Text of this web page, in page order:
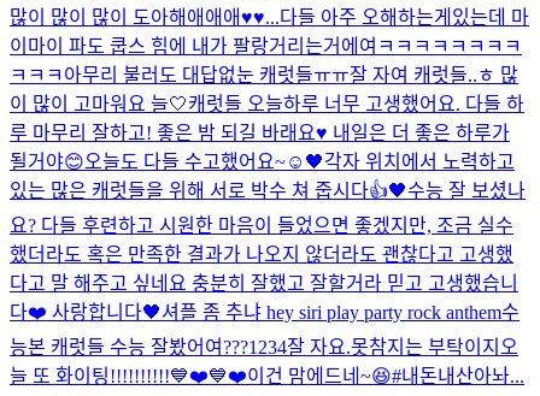
많이 많이 많이 도아해애애애♥️♥...다들 아주 오해하는게있는데 마
이마이 파도 쿱스 힘에 내가 팔랑거리는거에여ㅋㅋㅋㅋㅋㅋㅋㅋ
ㅋㅋㅋ 아무리 불러도 대답없눈 캐럿들ㅠㅠ잘 자여 캐럿들..ㅎ 많
이 많이 고마워요 늘🤍캐럿들 오늘하루 너무 고생했어요. 다들 하
루 마무리 잘하고! 좋은 밤 되길 바래요♥️ 내일은 더 좋은 하루가
될거야😊오늘도 다들 수고했어요~☺️ 🖤각자 위치에서 노력하고
있는 많은 캐럿들을 위해 서로 박수 쳐 줍시다👍🖤수능 잘 보셨나
요? 다들 후련하고 시원한 마음이 들었으면 좋겠지만, 조금 실수
했더라도 혹은 만족한 결과가 나오지 않더라도 괜찮다고 고생했
다고 말 해주고 싶네요 충분히 잘했고 잘할거라 믿고 고생했습니
다❤️ 사랑합니다🖤셔플 좀 추냐 hey siri play party rock anthem수
능본 캐럿들 수능 잘봤어여???1234잘 자요.못참지는 부탁이지 오
늘 또 화이팅!!!!!!!!!!💙❤️💙❤️이건 맘에드네~😆#내돈내산아놔...